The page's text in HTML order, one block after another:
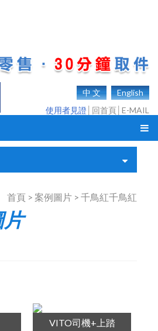
中 文
English
使用者見證 回首頁 E-MAIL
首頁 > 案例圖片 > 千鳥紅千鳥紅
VITO司機+上踏